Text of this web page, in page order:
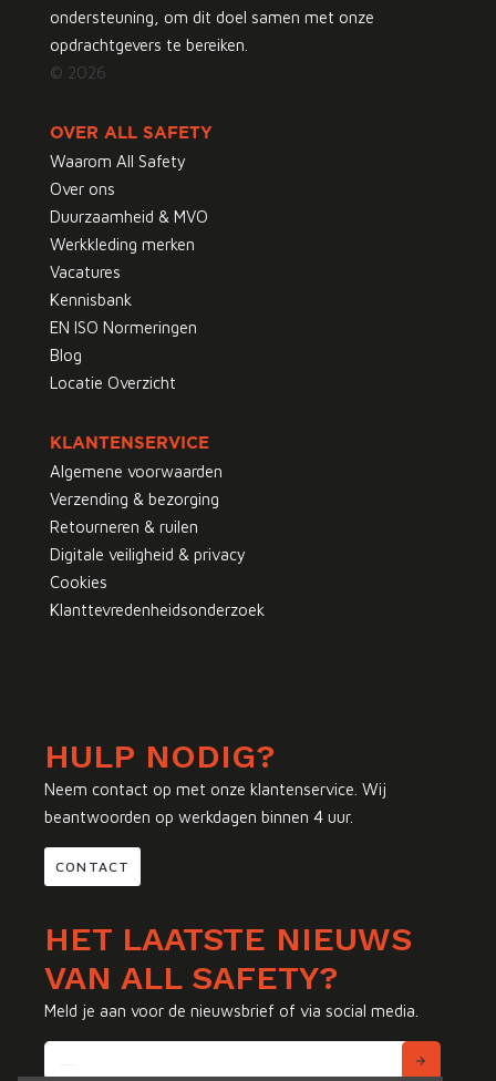
ondersteuning, om dit doel samen met onze
opdrachtgevers te bereiken.
© 2026
OVER ALL SAFETY
Waarom All Safety
Over ons
Duurzaamheid & MVO
Werkkleding merken
Vacatures
Kennisbank
EN ISO Normeringen
Blog
Locatie Overzicht
KLANTENSERVICE
Algemene voorwaarden
Verzending & bezorging
Retourneren & ruilen
Digitale veiligheid & privacy
Cookies
Klanttevredenheidsonderzoek
HULP NODIG?
Neem contact op met onze klantenservice. Wij
beantwoorden op werkdagen binnen 4 uur.
CONTACT
HET LAATSTE NIEUWS
VAN ALL SAFETY?
Meld je aan voor de nieuwsbrief of via social media.